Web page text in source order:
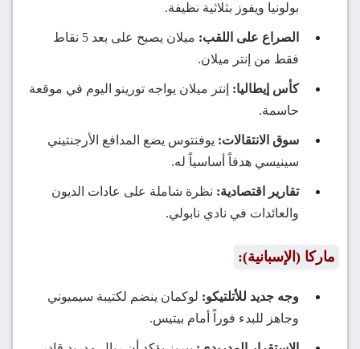
بولونيا ويفوز بثلاثية نظيفة.
الصراع على اللقب:
ميلان يصبح على بعد 5 نقاط
فقط من إنتر ميلان.
كأس إيطاليا: إنتر ميلان يواجه تورينو اليوم في موقعة
حاسمة.
سوق الانتقالات: يوفنتوس يضع المدافع الأرجنتيني
سينيسي هدفاً أساسياً له.
تقارير اقتصادية: نظرة شاملة على عادات الديون
والعائدات في نادي نابولي.
ماركا (الإسبانية):
وجه جديد للأتلتيكو: لوكمان ينضم لكتيبة سيميوني
وجاهز للبدء فوراً أمام بيتيس.